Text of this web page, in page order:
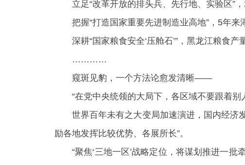
立足“改革开放的排头兵、先行地、实验区”
把握“打造国家重要先进制造业高地”，5年
深耕“国家粮食安全‘压舱石’”，黑龙江粮食
…………
窥斑见豹，一个方法论愈发清晰——
“在党中央统领的大局下，各区域不要跟着
世界百年未有之大变局加速演进，国内经济
励各地发挥比较优势、各展所长”。
“聚焦‘三地一区’战略定位，将谋划推进一